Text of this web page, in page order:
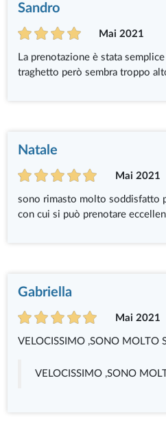
Sandro
Mai 2021
La prenotazione è stata
traghetto però sembra troppo
Natale
Mai 2021
sono rimasto molto soddisfatto
con cui si può prenotare
Gabriella
Mai 2021
VELOCISSIMO ,SONO MOLTO
VELOCISSIMO ,SONO